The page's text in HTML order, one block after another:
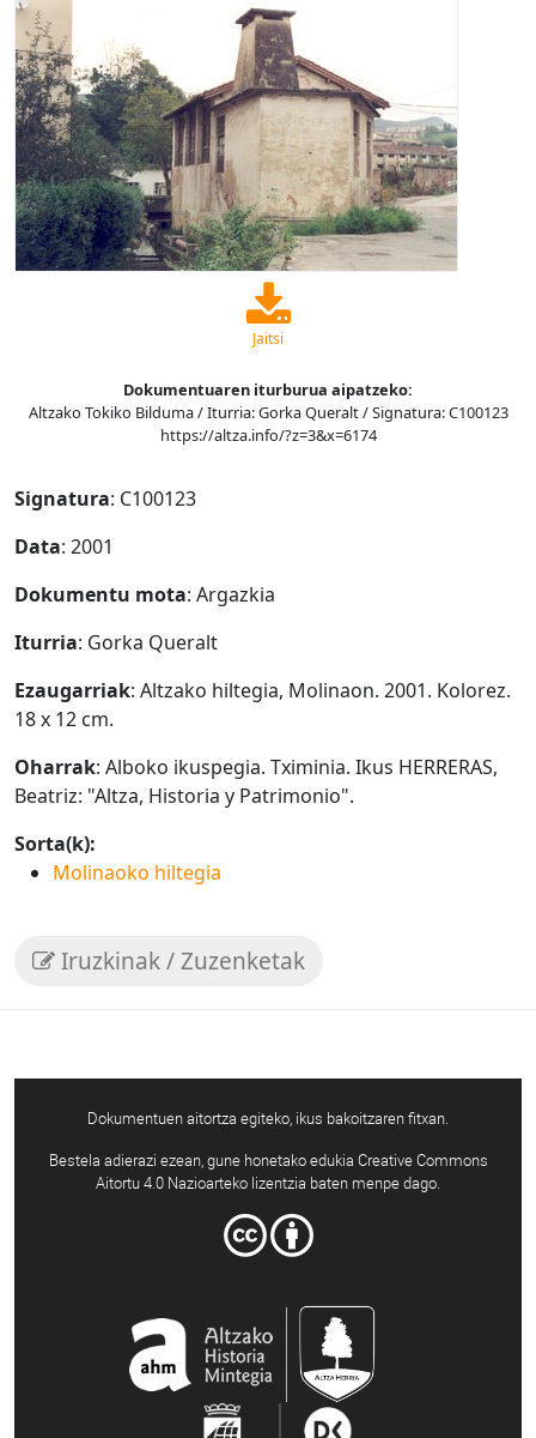
Jaitsi
Dokumentuaren iturburua aipatzeko:
Altzako Tokiko Bilduma / Iturria: Gorka Queralt / Signatura: C100123
https://altza.info/?z=3&x=6174
Signatura: C100123
Data: 2001
Dokumentu mota: Argazkia
Iturria: Gorka Queralt
Ezaugarriak: Altzako hiltegia, Molinaon. 2001. Kolorez.
18 x 12 cm.
Oharrak: Alboko ikuspegia. Tximinia. Ikus HERRERAS,
Beatriz: "Altza, Historia y Patrimonio".
Sorta(k):
Molinaoko hiltegia
Iruzkinak / Zuzenketak
Dokumentuen aitortza egiteko, ikus bakoitzaren fitxan.
Bestela adierazi ezean, gune honetako edukia Creative Commons
Aitortu 4.0 Nazioarteko lizentzia baten menpe dago.